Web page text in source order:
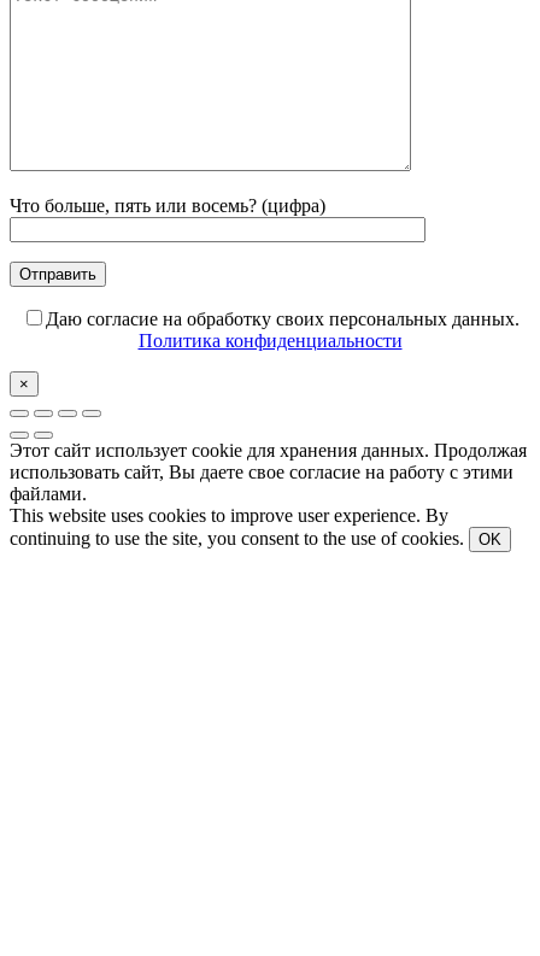
Что больше, пять или восемь? (цифра)
Даю согласие на обработку своих персональных данных.
Политика конфиденциальности
×
Этот сайт использует cookie для хранения данных. Продолжая
использовать сайт, Вы даете свое согласие на работу с этими
файлами.
This website uses cookies to improve user experience. By
continuing to use the site, you consent to the use of cookies.
OK